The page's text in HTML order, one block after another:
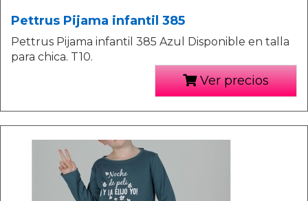
Pettrus Pijama infantil 385
Pettrus Pijama infantil 385 Azul Disponible en talla
para chica. T10.
Ver precios